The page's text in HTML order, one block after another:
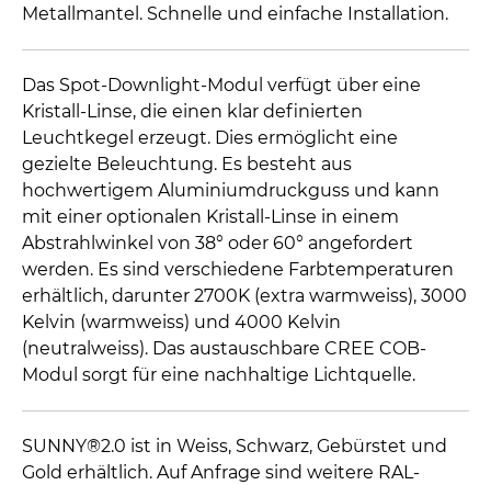
Metallmantel. Schnelle und einfache Installation.
Das Spot-Downlight-Modul verfügt über eine
Kristall-Linse, die einen klar definierten
Leuchtkegel erzeugt. Dies ermöglicht eine
gezielte Beleuchtung. Es besteht aus
hochwertigem Aluminiumdruckguss und kann
mit einer optionalen Kristall-Linse in einem
Abstrahlwinkel von 38° oder 60° angefordert
werden. Es sind verschiedene Farbtemperaturen
erhältlich, darunter 2700K (extra warmweiss), 3000
Kelvin (warmweiss) und 4000 Kelvin
(neutralweiss). Das austauschbare CREE COB-
Modul sorgt für eine nachhaltige Lichtquelle.
SUNNY®2.0 ist in Weiss, Schwarz, Gebürstet und
Gold erhältlich. Auf Anfrage sind weitere RAL-